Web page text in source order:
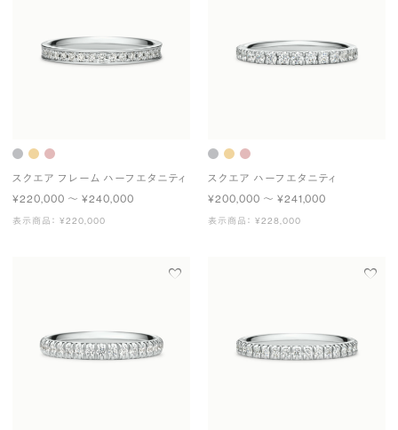
スクエア フレーム ハーフエタニティ
¥220,000 〜 ¥240,000
表示商品： ¥220,000
スクエア ハーフエタニティ
¥200,000 〜 ¥241,000
表示商品： ¥228,000